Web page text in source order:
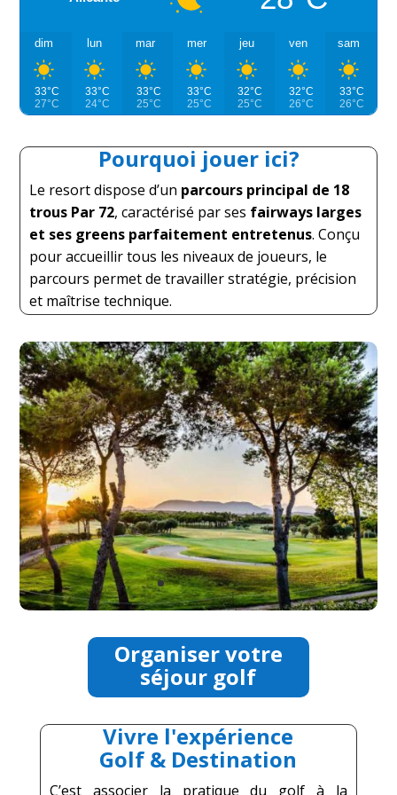
dim
33°C
27°C
lun
33°C
24°C
mar
33°C
25°C
mer
33°C
25°C
jeu
32°C
25°C
ven
32°C
26°C
sam
33°C
26°C
Pourquoi jouer ici?
Le resort dispose d’un parcours principal de 18
trous Par 72, caractérisé par ses fairways larges
et ses greens parfaitement entretenus. Conçu
pour accueillir tous les niveaux de joueurs, le
parcours permet de travailler stratégie, précision
et maîtrise technique.
Organiser votre
séjour golf
Vivre l'expérience
Golf & Destination
C’est associer la pratique du golf à la